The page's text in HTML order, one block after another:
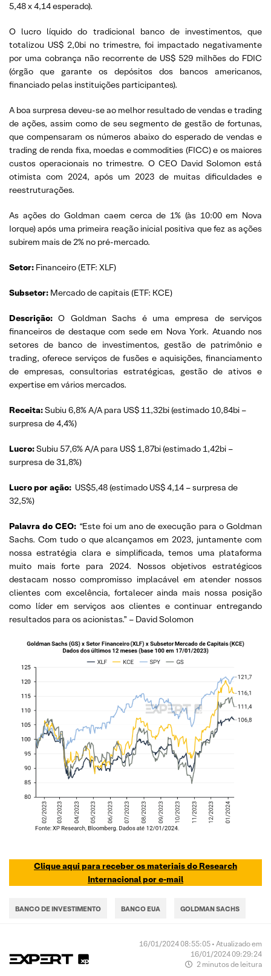
5,48 x 4,14 esperado).
O lucro líquido do tradicional banco de investimentos, que
totalizou US$ 2,0bi no trimestre, foi impactado negativamente
por uma cobrança não recorrente de US$ 529 milhões do FDIC
(órgão que garante os depósitos dos bancos americanos,
financiado pelas instituições participantes).
A boa surpresa deveu-se ao melhor resultado de vendas e trading
de ações, assim como de seu segmento de gestão de fortunas,
que compensaram os números abaixo do esperado de vendas e
trading de renda fixa, moedas e commodities (FICC) e os maiores
custos operacionais no trimestre. O CEO David Solomon está
otimista com 2024, após um 2023 de muitas dificuldades e
reestruturações.
As ações do Goldman caem cerca de 1% (às 10:00 em Nova
Iorque) após uma primeira reação inicial positiva que fez as ações
subirem mais de 2% no pré-mercado.
Setor: Financeiro (ETF: XLF)
Subsetor: Mercado de capitais (ETF: KCE)
Descrição: O Goldman Sachs é uma empresa de serviços
financeiros de destaque com sede em Nova York. Atuando nos
setores de banco de investimentos, gestão de patrimônio e
trading, oferece serviços de fusões e aquisições, financiamento
de empresas, consultorias estratégicas, gestão de ativos e
expertise em vários mercados.
Receita:Subiu 6,8% A/A para US$ 11,32bi (estimado 10,84bi –
surpresa de 4,4%)
Lucro:Subiu 57,6% A/A para US$ 1,87bi (estimado 1,42bi –
surpresa de 31,8%)
Lucro por ação: US$5,48 (estimado US$ 4,14 – surpresa de
32,5%)
Palavra do CEO: “Este foi um ano de execução para o Goldman
Sachs. Com tudo o que alcançamos em 2023, juntamente com
nossa estratégia clara e simplificada, temos uma plataforma
muito mais forte para 2024. Nossos objetivos estratégicos
destacam nosso compromisso implacável em atender nossos
clientes com excelência, fortalecer ainda mais nossa posição
como líder em serviços aos clientes e continuar entregando
resultados para os acionistas.” – David Solomon
Clique aqui para receber os materiais do Research
Internacional por e-mail
BANCO DE INVESTIMENTO BANCO EUA GOLDMAN SACHS
16/01/2024 08:55:05 • Atualizado em
16/01/2024 09:29:24
2 minutos de leitura